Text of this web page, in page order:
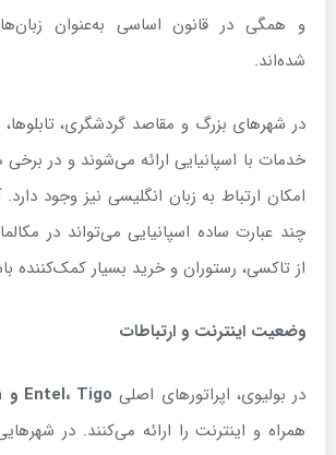
و همگی در قانون اساسی به‌عنوان
شده‌اند.
در شهرهای بزرگ و مقاصد گردشگری،
خدمات با اسپانیایی ارائه می‌شوند و در
امکان ارتباط به زبان انگلیسی نیز وجود
چند عبارت ساده اسپانیایی می‌تواند در
از تاکسی، رستوران و خرید بسیار کمک‌کننده
وضعیت اینترنت و ارتباطات
در بولیوی، اپراتورهای اصلی Entel، Tigo و
همراه و اینترنت را ارائه می‌کنند. در شهرهایی